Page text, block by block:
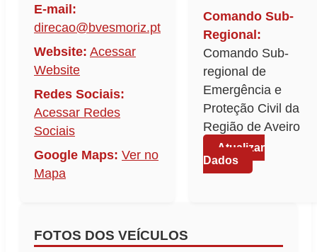
E-mail:
direcao@bvesmoriz.pt
Website: Acessar
Website
Redes Sociais:
Acessar Redes
Sociais
Google Maps: Ver no
Mapa
Comando Sub-
Regional:
Comando Sub-
regional de
Emergência e
Proteção Civil da
Região de Aveiro
Atualizar
Dados
FOTOS DOS VEÍCULOS